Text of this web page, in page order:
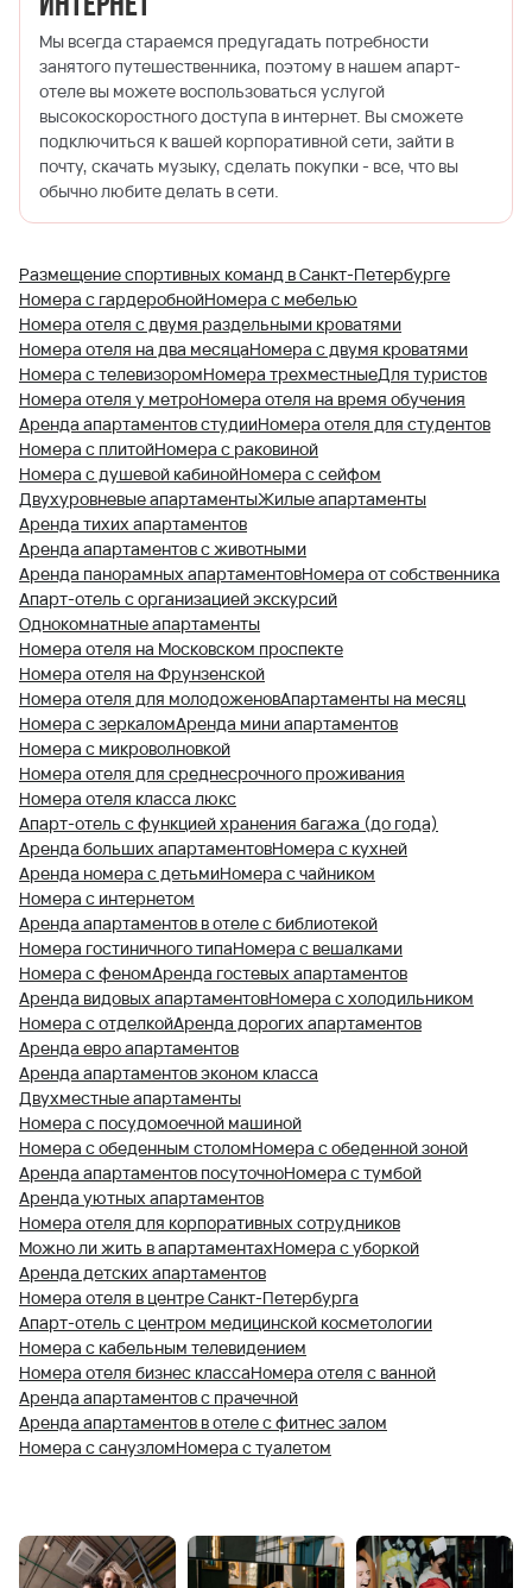
Мы всегда стараемся предугадать потребности
занятого путешественника, поэтому в нашем апарт-
отеле вы можете воспользоваться услугой
высокоскоростного доступа в интернет. Вы сможете
подключиться к вашей корпоративной сети, зайти в
почту, скачать музыку, сделать покупки - все, что вы
обычно любите делать в сети.
Размещение спортивных команд в Санкт-Петербурге
Номера с гардеробнойНомера с мебелью
Номера отеля с двумя раздельными кроватями
Номера отеля на два месяцаНомера с двумя кроватями
Номера с телевизоромНомера трехместныеДля туристов
Номера отеля у метроНомера отеля на время обучения
Аренда апартаментов студииНомера отеля для студентов
Номера с плитойНомера с раковиной
Номера с душевой кабинойНомера с сейфом
Двухуровневые апартаментыЖилые апартаменты
Аренда тихих апартаментов
Аренда апартаментов с животными
Аренда панорамных апартаментовНомера от собственника
Апарт-отель с организацией экскурсий
Однокомнатные апартаменты
Номера отеля на Московском проспекте
Номера отеля на Фрунзенской
Номера отеля для молодоженовАпартаменты на месяц
Номера с зеркаломАренда мини апартаментов
Номера с микроволновкой
Номера отеля для среднесрочного проживания
Номера отеля класса люкс
Апарт-отель с функцией хранения багажа (до года)
Аренда больших апартаментовНомера с кухней
Аренда номера с детьмиНомера с чайником
Номера с интернетом
Аренда апартаментов в отеле с библиотекой
Номера гостиничного типаНомера с вешалками
Номера с феномАренда гостевых апартаментов
Аренда видовых апартаментовНомера с холодильником
Номера с отделкойАренда дорогих апартаментов
Аренда евро апартаментов
Аренда апартаментов эконом класса
Двухместные апартаменты
Номера с посудомоечной машиной
Номера с обеденным столомНомера с обеденной зоной
Аренда апартаментов посуточноНомера с тумбой
Аренда уютных апартаментов
Номера отеля для корпоративных сотрудников
Можно ли жить в апартаментахНомера с уборкой
Аренда детских апартаментов
Номера отеля в центре Санкт-Петербурга
Апарт-отель с центром медицинской косметологии
Номера с кабельным телевидением
Номера отеля бизнес классаНомера отеля с ванной
Аренда апартаментов с прачечной
Аренда апартаментов в отеле с фитнес залом
Номера с санузломНомера с туалетом